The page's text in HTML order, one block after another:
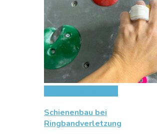
Schienenbau bei
Ringbandverletzung